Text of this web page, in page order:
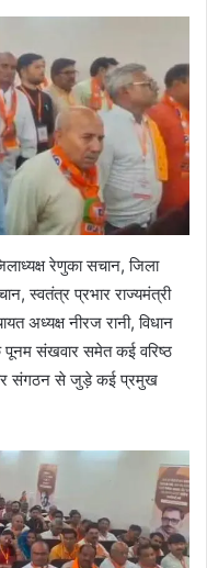
रेणुका सचान, जिला
स्वतंत्र प्रभार राज्यमंत्री
अध्यक्ष नीरज रानी, विधान
पूनम संखवार समेत कई वरिष्ठ
और संगठन से जुड़े कई प्रमुख